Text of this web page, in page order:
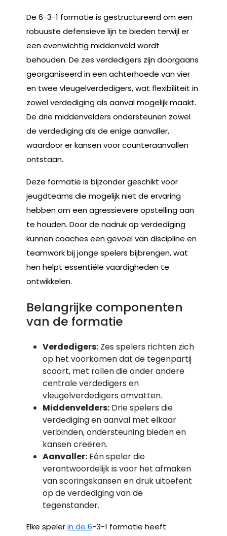
De 6-3-1 formatie is gestructureerd om een
robuuste defensieve lijn te bieden terwijl er
een evenwichtig middenveld wordt
behouden. De zes verdedigers zijn doorgaans
georganiseerd in een achterhoede van vier
en twee vleugelverdedigers, wat flexibiliteit in
zowel verdediging als aanval mogelijk maakt.
De drie middenvelders ondersteunen zowel
de verdediging als de enige aanvaller,
waardoor er kansen voor counteraanvallen
ontstaan.
Deze formatie is bijzonder geschikt voor
jeugdteams die mogelijk niet de ervaring
hebben om een agressievere opstelling aan
te houden. Door de nadruk op verdediging
kunnen coaches een gevoel van discipline en
teamwork bij jonge spelers bijbrengen, wat
hen helpt essentiële vaardigheden te
ontwikkelen.
Belangrijke componenten
van de formatie
Verdedigers: Zes spelers richten zich
op het voorkomen dat de tegenpartij
scoort, met rollen die onder andere
centrale verdedigers en
vleugelverdedigers omvatten.
Middenvelders: Drie spelers die
verdediging en aanval met elkaar
verbinden, ondersteuning bieden en
kansen creëren.
Aanvaller: Eén speler die
verantwoordelijk is voor het afmaken
van scoringskansen en druk uitoefent
op de verdediging van de
tegenstander.
Elke spelerin de 6-3-1 formatie heeft